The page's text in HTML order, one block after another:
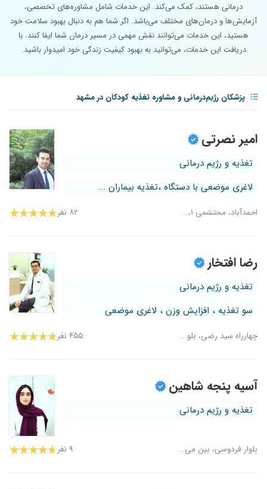
درمانی هستند، کمک می‌کند. این خدمات شامل مشاوره‌های تخصصی،
آزمایش‌ها و درمان‌های مختلف می‌باشد. اگر شما هم به دنبال بهبود سلامت خود
هستید، این خدمات می‌توانند نقش مهمی در مسیر درمان شما ایفا کنند. با
دریافت این خدمات، می‌توانید به بهبود کیفیت زندگی خود امیدوار باشید.
پزشکان رژیم‌درمانی و مشاوره تغذیه کودکان در مشهد
امیر نصرتی
تغذیه و رژیم درمانی
لاغری موضعی با دستگاه ،تغذیه بیماران ...
احمدآباد، محتشمی ۱،... ۸۲ نفر
رضا افتخار
تغذیه و رژیم درمانی
سو تغذیه ، افزایش وزن ، لاغری موضعی
چهارراه سید رضی، بلو... ۴۵۵ نفر
آسیه پنجه شاهین
تغذیه و رژیم درمانی
بلوار فردوسی، بین می... ۹ نفر